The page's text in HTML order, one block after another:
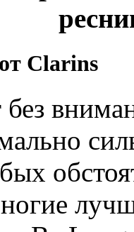
Clarins
без